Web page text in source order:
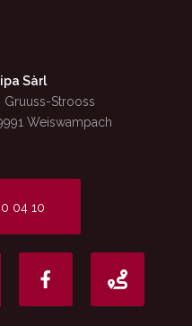
Sàrl
Gruuss-Strooss
Weiswampach
04 10